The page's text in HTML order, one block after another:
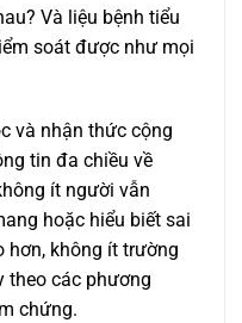
Và liệu bệnh tiểu
soát được như mọi
và nhận thức cộng
tin đa chiều về
ít người vẫn
hoặc hiểu biết sai
hơn, không ít trường
theo các phương
chứng.